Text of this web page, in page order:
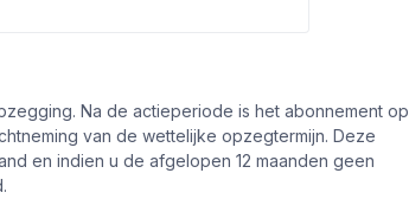
Na de actieperiode is het abonnement op
van de wettelijke opzegtermijn. Deze
en indien u de afgelopen 12 maanden geen